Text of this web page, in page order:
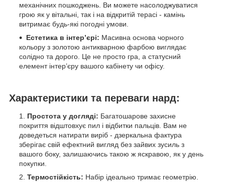
механічних пошкоджень. Ви можете насолоджуватися
грою як у вітальні, так і на відкритій терасі - камінь
витримає будь-які погодні умови.
Естетика в інтер’єрі: Масивна основа чорного
кольору з золотою антикварною фарбою виглядає
солідно та дорого. Це не просто гра, а статусний
елемент інтер’єру вашого кабінету чи офісу.
Характеристики та переваги нард:
Простота у догляді: Багатошарове захисне
покриття відштовхує пил і відбитки пальців. Вам не
доведеться натирати виріб - дзеркальна фактура
зберігає свій ефектний вигляд без зайвих зусиль з
вашого боку, залишаючись такою ж яскравою, як у день
покупки.
Термостійкість: Набір ідеально тримає геометрію.